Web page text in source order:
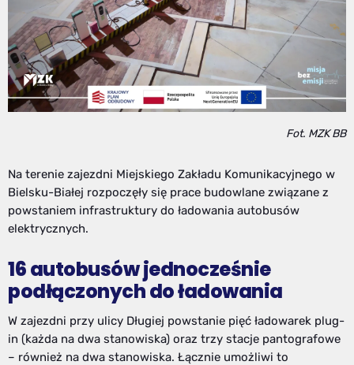
Fot. MZK BB
Na terenie zajezdni Miejskiego Zakładu Komunikacyjnego w
Bielsku-Białej rozpoczęły się prace budowlane związane z
powstaniem infrastruktury do ładowania autobusów
elektrycznych.
16 autobusów jednocześnie
podłączonych do ładowania
W zajezdni przy ulicy Długiej powstanie pięć ładowarek plug-
in (każda na dwa stanowiska) oraz trzy stacje pantografowe
– również na dwa stanowiska. Łącznie umożliwi to